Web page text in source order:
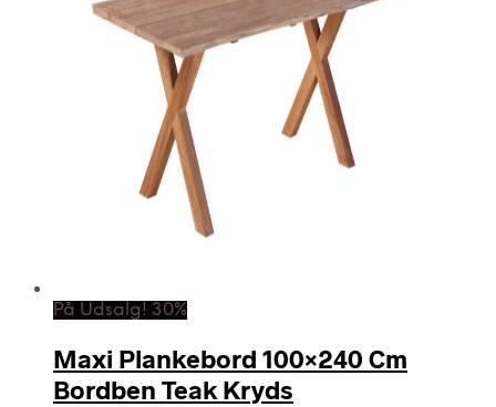
På Udsalg! 30%
Maxi Plankebord 100×240 Cm
Bordben Teak Kryds